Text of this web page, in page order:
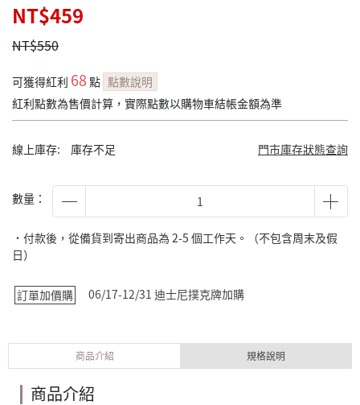
NT$459
NT$550
可獲得紅利 68 點 點數說明
紅利點數為售價計算，實際點數以購物車結帳金額為準
線上庫存: 庫存不足 門市庫存狀態查詢
數量：
˙付款後，從備貨到寄出商品為 2-5 個工作天。（不包含周末及假
日）
訂單加價購 06/17-12/31 迪士尼撲克牌加購
商品介紹 規格說明
商品介紹